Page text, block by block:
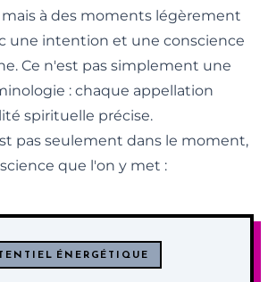
mais à des moments légèrement
une intention et une conscience
Ce n'est pas simplement une
: chaque appellation
spirituelle précise.
pas seulement dans le moment,
que l'on y met :
ÉNERGÉTIQUE